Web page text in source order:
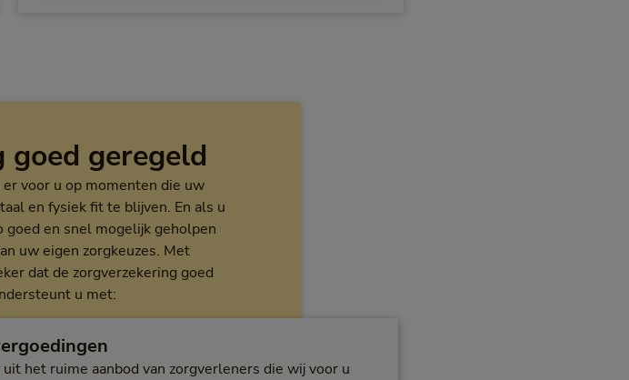
goed geregeld
voor u op momenten die uw
en fysiek fit te blijven. En als u
en snel mogelijk geholpen
uw eigen zorgkeuzes. Met
dat de zorgverzekering goed
u met:
het ruime aanbod van zorgverleners die wij voor u